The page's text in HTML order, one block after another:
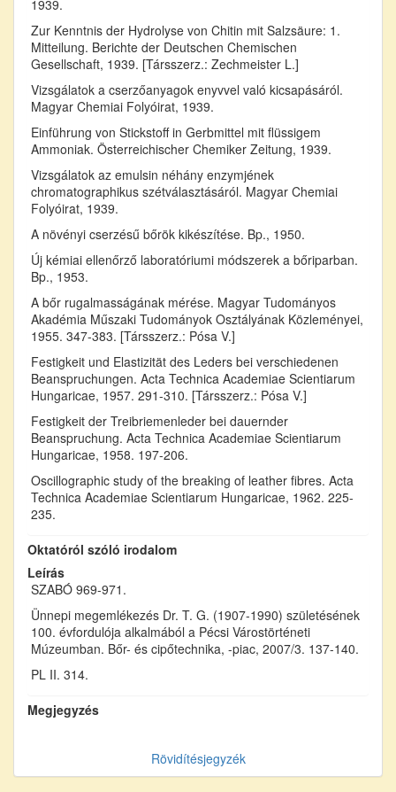
1939.
Zur Kenntnis der Hydrolyse von Chitin mit Salzsäure: 1.
Mitteilung. Berichte der Deutschen Chemischen
Gesellschaft, 1939. [Társszerz.: Zechmeister L.]
Vizsgálatok a cserzőanyagok enyvvel való kicsapásáról.
Magyar Chemiai Folyóirat, 1939.
Einführung von Stickstoff in Gerbmittel mit flüssigem
Ammoniak. Österreichischer Chemiker Zeitung, 1939.
Vizsgálatok az emulsin néhány enzymjének
chromatographikus szétválasztásáról. Magyar Chemiai
Folyóirat, 1939.
A növényi cserzésű bőrök kikészítése. Bp., 1950.
Új kémiai ellenőrző laboratóriumi módszerek a bőriparban.
Bp., 1953.
A bőr rugalmasságának mérése. Magyar Tudományos
Akadémia Műszaki Tudományok Osztályának Közleményei,
1955. 347-383. [Társszerz.: Pósa V.]
Festigkeit und Elastizität des Leders bei verschiedenen
Beanspruchungen. Acta Technica Academiae Scientiarum
Hungaricae, 1957. 291-310. [Társszerz.: Pósa V.]
Festigkeit der Treibriemenleder bei dauernder
Beanspruchung. Acta Technica Academiae Scientiarum
Hungaricae, 1958. 197-206.
Oscillographic study of the breaking of leather fibres. Acta
Technica Academiae Scientiarum Hungaricae, 1962. 225-
235.
Oktatóról szóló irodalom
Leírás
SZABÓ 969-971.
Ünnepi megemlékezés Dr. T. G. (1907-1990) születésének
100. évfordulója alkalmából a Pécsi Várostörténeti
Múzeumban. Bőr- és cipőtechnika, -piac, 2007/3. 137-140.
PL II. 314.
Megjegyzés
Rövidítésjegyzék